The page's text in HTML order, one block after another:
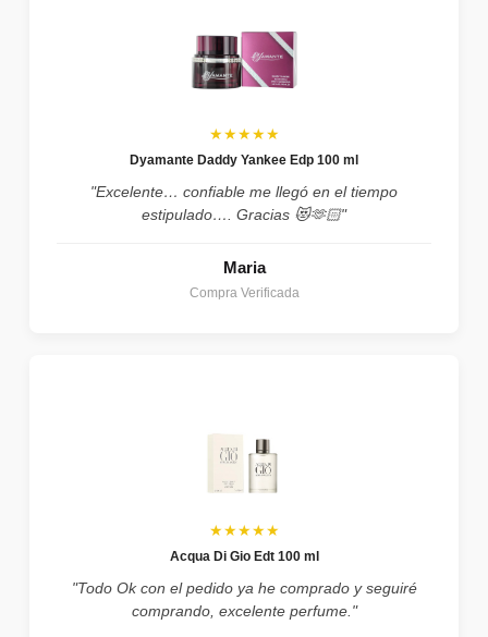
★★★★★
Dyamante Daddy Yankee Edp 100 ml
"Excelente… confiable me llegó en el tiempo
estipulado…. Gracias 😻🫶🏻"
Maria
Compra Verificada
★★★★★
Acqua Di Gio Edt 100 ml
"Todo Ok con el pedido ya he comprado y seguiré
comprando, excelente perfume."